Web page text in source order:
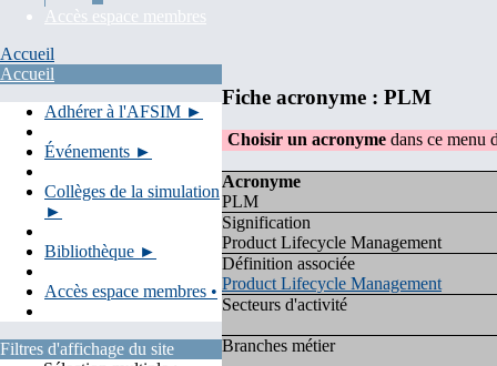
Accès espace membres
Accueil
Accueil
Adhérer à l'AFSIM ►
Événements ►
Collèges de la simulation
►
Bibliothèque ►
Accès espace membres •
Filtres d'affichage du site
Fiche acronyme : PLM
Choisir un acronyme dans ce menu
Acronyme
PLM
Signification
Product Lifecycle Management
Définition associée
Product Lifecycle Management
Secteurs d'activité
Branches métier